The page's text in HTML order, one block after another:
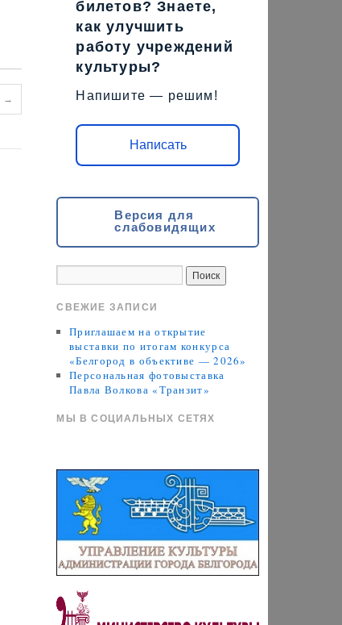
→
билетов? Знаете,
как улучшить
работу учреждений
культуры?
Напишите — решим!
Написать
Версия для
слабовидящих
СВЕЖИЕ ЗАПИСИ
Приглашаем на открытие
выставки по итогам конкурса
«Белгород в объективе — 2026»
Персональная фотовыставка
Павла Волкова «Транзит»
МЫ В СОЦИАЛЬНЫХ СЕТЯХ